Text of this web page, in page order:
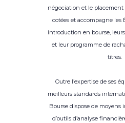
négociation et le placement
cotées et accompagne les
introduction en bourse,
et leur programme de
titres.
Outre l’expertise de ses
meilleurs standards
Bourse dispose de moyens
d’outils d’analyse